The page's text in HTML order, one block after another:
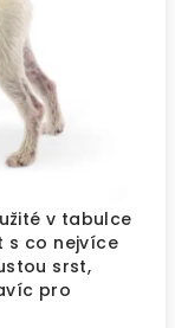
v tabulce
s co nejvíce
srst,
pro